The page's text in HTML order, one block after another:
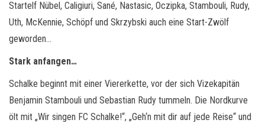
Startelf Nübel, Caligiuri, Sané, Nastasic, Oczipka, Stambouli, Rudy,
Uth, McKennie, Schöpf und Skrzybski auch eine Start-Zwölf
geworden…
Stark anfangen…
Schalke beginnt mit einer Viererkette, vor der sich Vizekapitän
Benjamin Stambouli und Sebastian Rudy tummeln. Die Nordkurve
ölt mit „Wir singen FC Schalke!“, „Geh‘n mit dir auf jede Reise“ und